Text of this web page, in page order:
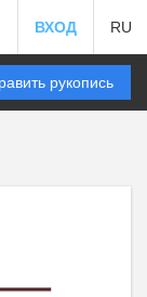
ВХОД RU
рукопись